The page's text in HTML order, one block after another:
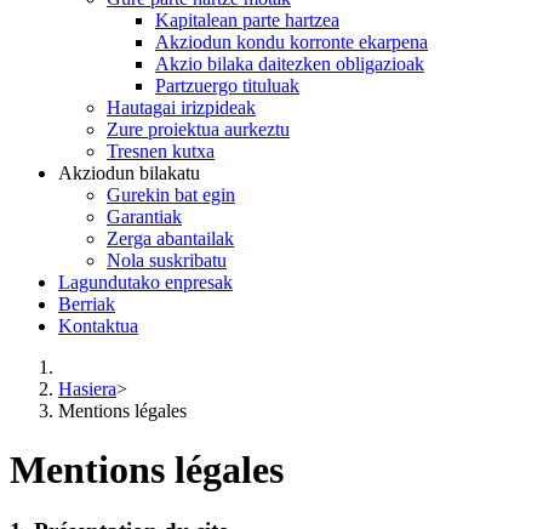
Kapitalean parte hartzea
Akziodun kondu korronte ekarpena
Akzio bilaka daitezken obligazioak
Partzuergo tituluak
Hautagai irizpideak
Zure proiektua aurkeztu
Tresnen kutxa
Akziodun bilakatu
Gurekin bat egin
Garantiak
Zerga abantailak
Nola suskribatu
Lagundutako enpresak
Berriak
Kontaktua
Hasiera>
Mentions légales
Mentions légales